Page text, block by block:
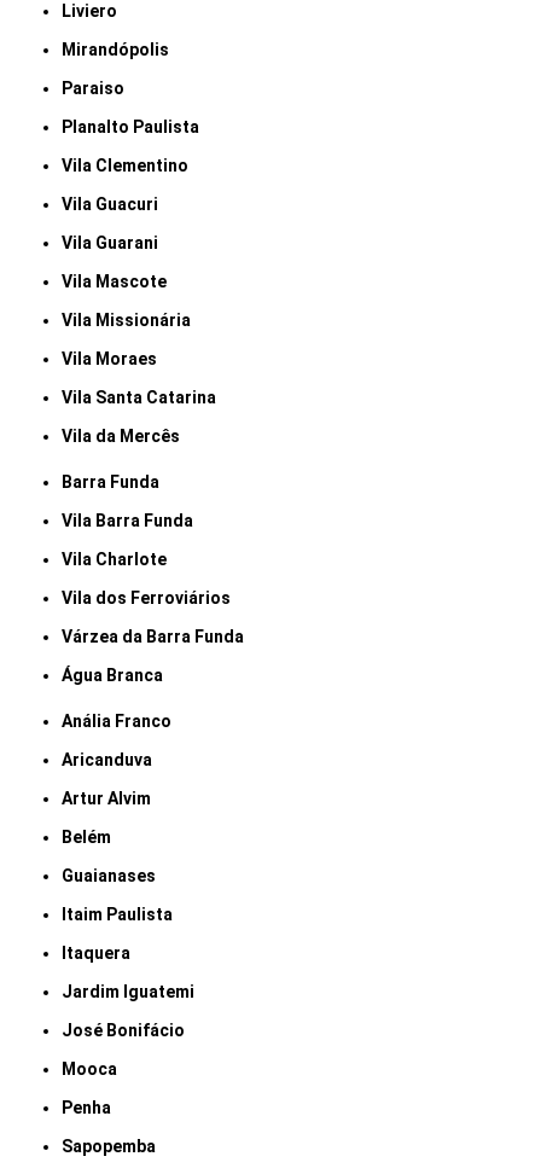
Liviero
Mirandópolis
Paraiso
Planalto Paulista
Vila Clementino
Vila Guacuri
Vila Guarani
Vila Mascote
Vila Missionária
Vila Moraes
Vila Santa Catarina
Vila da Mercês
Barra Funda
Vila Barra Funda
Vila Charlote
Vila dos Ferroviários
Várzea da Barra Funda
Água Branca
Anália Franco
Aricanduva
Artur Alvim
Belém
Guaianases
Itaim Paulista
Itaquera
Jardim Iguatemi
José Bonifácio
Mooca
Penha
Sapopemba